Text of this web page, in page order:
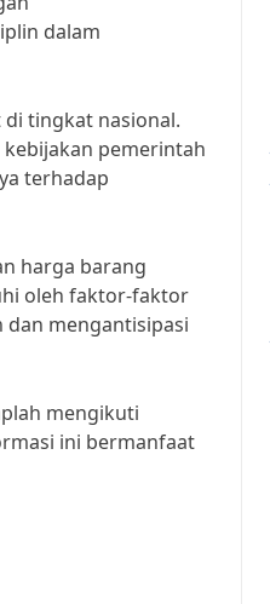
dalam
tingkat nasional.
pemerintah
terhadap
harga barang
oleh faktor-faktor
dan mengantisipasi
mengikuti
ini bermanfaat